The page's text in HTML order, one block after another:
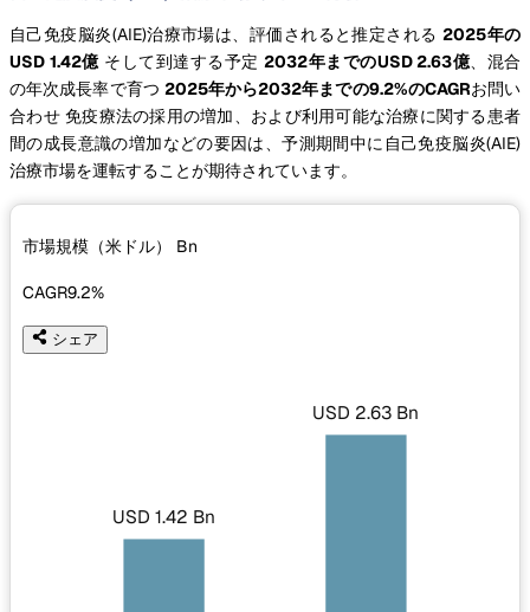
自己免疫脳炎(AIE)治療市場は、評価されると推定される2025年の
USD 1.42億そして到達する予定 2032年までのUSD 2.63億、混合
の年次成長率で育つ 2025年から2032年までの9.2%のCAGRお問い
合わせ 免疫療法の採用の増加、および利用可能な治療に関する患者
間の成長意識の増加などの要因は、予測期間中に自己免疫脳炎(AIE)
治療市場を運転することが期待されています。
市場規模（米ドル） Bn
CAGR9.2%
シェア
USD 1.42 Bn
USD 2.63 Bn